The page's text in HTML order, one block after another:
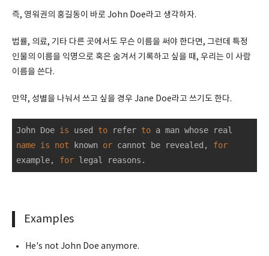
즉, 영워권의 홍길동이 바로 John Doe라고 생각하자.
법률, 의료, 기타 다른 곳에서도 무슨 이름을 써야 한다면, 그런데 특정
인물의 이름을 익명으로 혹은 숨겨서 기록하고 싶을 때, 우리는 이 사람
이름을 쓴다.
만약, 성별을 나눠서 쓰고 싶을 경우 Jane Doe라고 쓰기도 한다.
John Doe is used to refer to
name is not known or cannot be revealed, for
example, for legal reasons.
Examples
He's not John Doe anymore.